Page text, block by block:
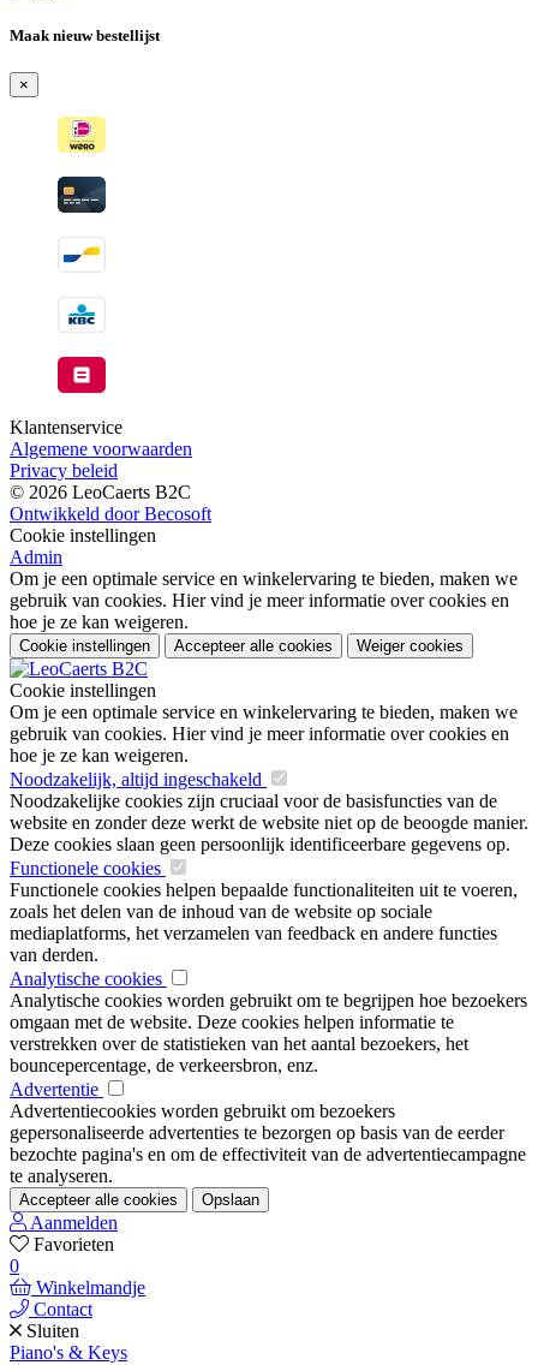
-
verzonden
wanneer
beschikbaar
Maak nieuw bestellijst
×
Klantenservice
Algemene voorwaarden
Privacy beleid
© 2026 LeoCaerts B2C
Ontwikkeld door Becosoft
Cookie instellingen
Admin
Om je een optimale service en winkelervaring te bieden, maken we
gebruik van cookies. Hier vind je meer informatie over cookies en
hoe je ze kan weigeren.
Cookie instellingen Accepteer alle cookies Weiger cookies
Cookie instellingen
Om je een optimale service en winkelervaring te bieden, maken we
gebruik van cookies. Hier vind je meer informatie over cookies en
hoe je ze kan weigeren.
Noodzakelijk, altijd ingeschakeld
Noodzakelijke cookies zijn cruciaal voor de basisfuncties van de
website en zonder deze werkt de website niet op de beoogde manier.
Deze cookies slaan geen persoonlijk identificeerbare gegevens op.
Functionele cookies
Functionele cookies helpen bepaalde functionaliteiten uit te voeren,
zoals het delen van de inhoud van de website op sociale
mediaplatforms, het verzamelen van feedback en andere functies
van derden.
Analytische cookies
Analytische cookies worden gebruikt om te begrijpen hoe bezoekers
omgaan met de website. Deze cookies helpen informatie te
verstrekken over de statistieken van het aantal bezoekers, het
bouncepercentage, de verkeersbron, enz.
Advertentie
Advertentiecookies worden gebruikt om bezoekers
gepersonaliseerde advertenties te bezorgen op basis van de eerder
bezochte pagina's en om de effectiviteit van de advertentiecampagne
te analyseren.
Accepteer alle cookies Opslaan
Aanmelden
Favorieten
0
Winkelmandje
Contact
Sluiten
Piano's & Keys